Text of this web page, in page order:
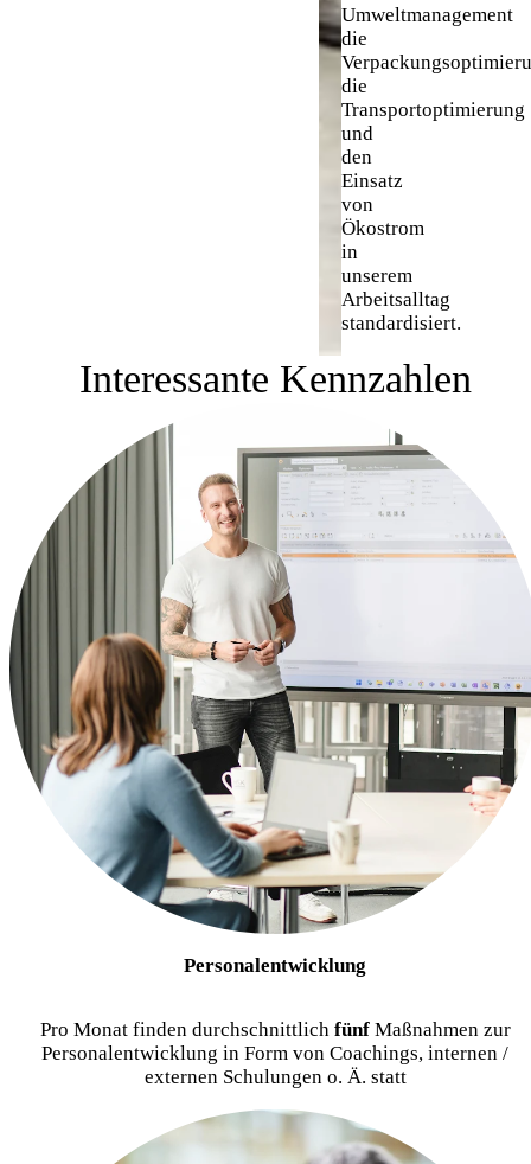
Umweltmanagement
die
die
Transportoptimierung
und
den
Einsatz
von
Ökostrom
in
unserem
Arbeitsalltag
standardisiert.
Interessante Kennzahlen
Personalentwicklung
Pro Monat finden durchschnittlich fünfMaßnahmen zur
Personalentwicklung in Form von Coachings, internen /
externen Schulungen o. Ä. statt